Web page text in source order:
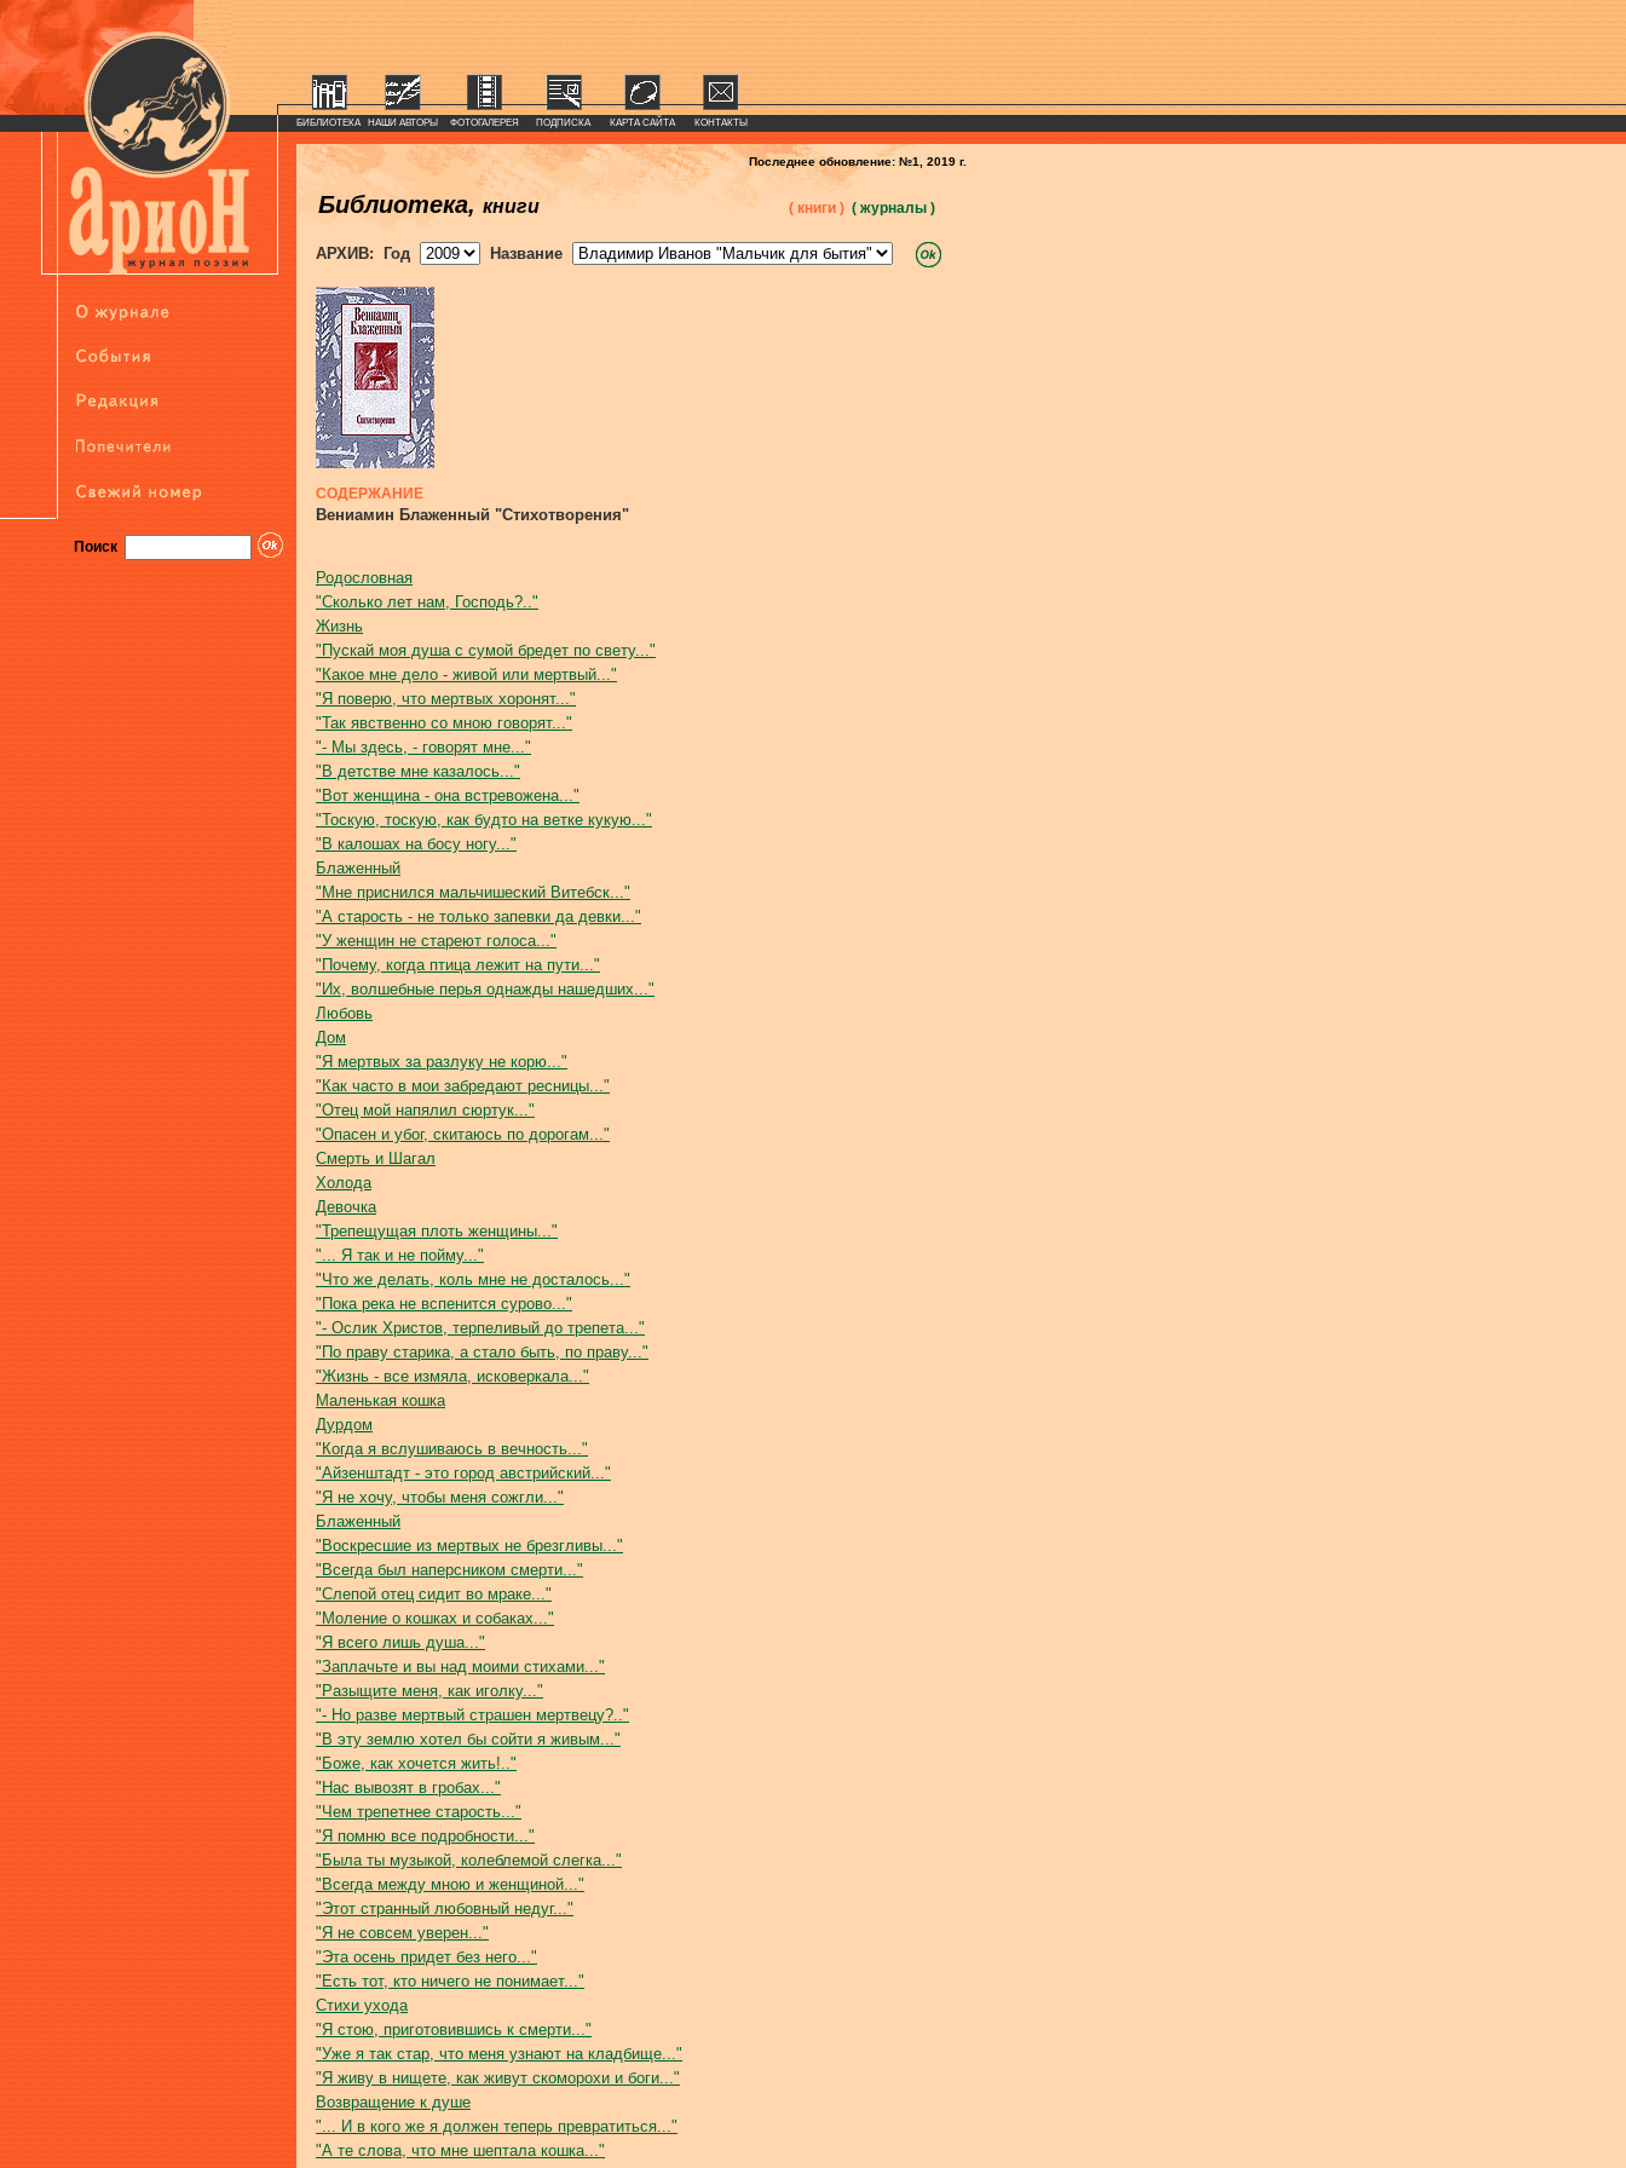
Поиск
БИБЛИОТЕКА НАШИ АВТОРЫ ФОТОГАЛЕРЕЯ ПОДПИСКА КАРТА САЙТА КОНТАКТЫ
Последнее обновление: №1, 2019 г.
Библиотека, книги ( книги ) ( журналы )
АРХИВ: Год Название
СОДЕРЖАНИЕ
Вениамин Блаженный "Стихотворения"
Родословная
"Сколько лет нам, Господь?.."
Жизнь
"Пускай моя душа с сумой бредет по свету..."
"Какое мне дело - живой или мертвый..."
"Я поверю, что мертвых хоронят..."
"Так явственно со мною говорят..."
"- Мы здесь, - говорят мне..."
"В детстве мне казалось..."
"Вот женщина - она встревожена..."
"Тоскую, тоскую, как будто на ветке кукую..."
"В калошах на босу ногу..."
Блаженный
"Мне приснился мальчишеский Витебск..."
"А старость - не только запевки да девки..."
"У женщин не стареют голоса..."
"Почему, когда птица лежит на пути..."
"Их, волшебные перья однажды нашедших..."
Любовь
Дом
"Я мертвых за разлуку не корю..."
"Как часто в мои забредают ресницы..."
"Отец мой напялил сюртук..."
"Опасен и убог, скитаюсь по дорогам..."
Смерть и Шагал
Холода
Девочка
"Трепещущая плоть женщины..."
"... Я так и не пойму..."
"Что же делать, коль мне не досталось..."
"Пока река не вспенится сурово..."
"- Ослик Христов, терпеливый до трепета..."
"По праву старика, а стало быть, по праву..."
"Жизнь - все измяла, исковеркала..."
Маленькая кошка
Дурдом
"Когда я вслушиваюсь в вечность..."
"Айзенштадт - это город австрийский..."
"Я не хочу, чтобы меня сожгли..."
Блаженный
"Воскресшие из мертвых не брезгливы..."
"Всегда был наперсником смерти..."
"Слепой отец сидит во мраке..."
"Моление о кошках и собаках..."
"Я всего лишь душа..."
"Заплачьте и вы над моими стихами..."
"Разыщите меня, как иголку..."
"- Но разве мертвый страшен мертвецу?.."
"В эту землю хотел бы сойти я живым..."
"Боже, как хочется жить!.."
"Нас вывозят в гробах..."
"Чем трепетнее старость..."
"Я помню все подробности..."
"Была ты музыкой, колеблемой слегка..."
"Всегда между мною и женщиной..."
"Этот странный любовный недуг..."
"Я не совсем уверен..."
"Эта осень придет без него..."
"Есть тот, кто ничего не понимает..."
Стихи ухода
"Я стою, приготовившись к смерти..."
"Уже я так стар, что меня узнают на кладбище..."
"Я живу в нищете, как живут скоморохи и боги..."
Возвращение к душе
"... И в кого же я должен теперь превратиться..."
"А те слова, что мне шептала кошка..."